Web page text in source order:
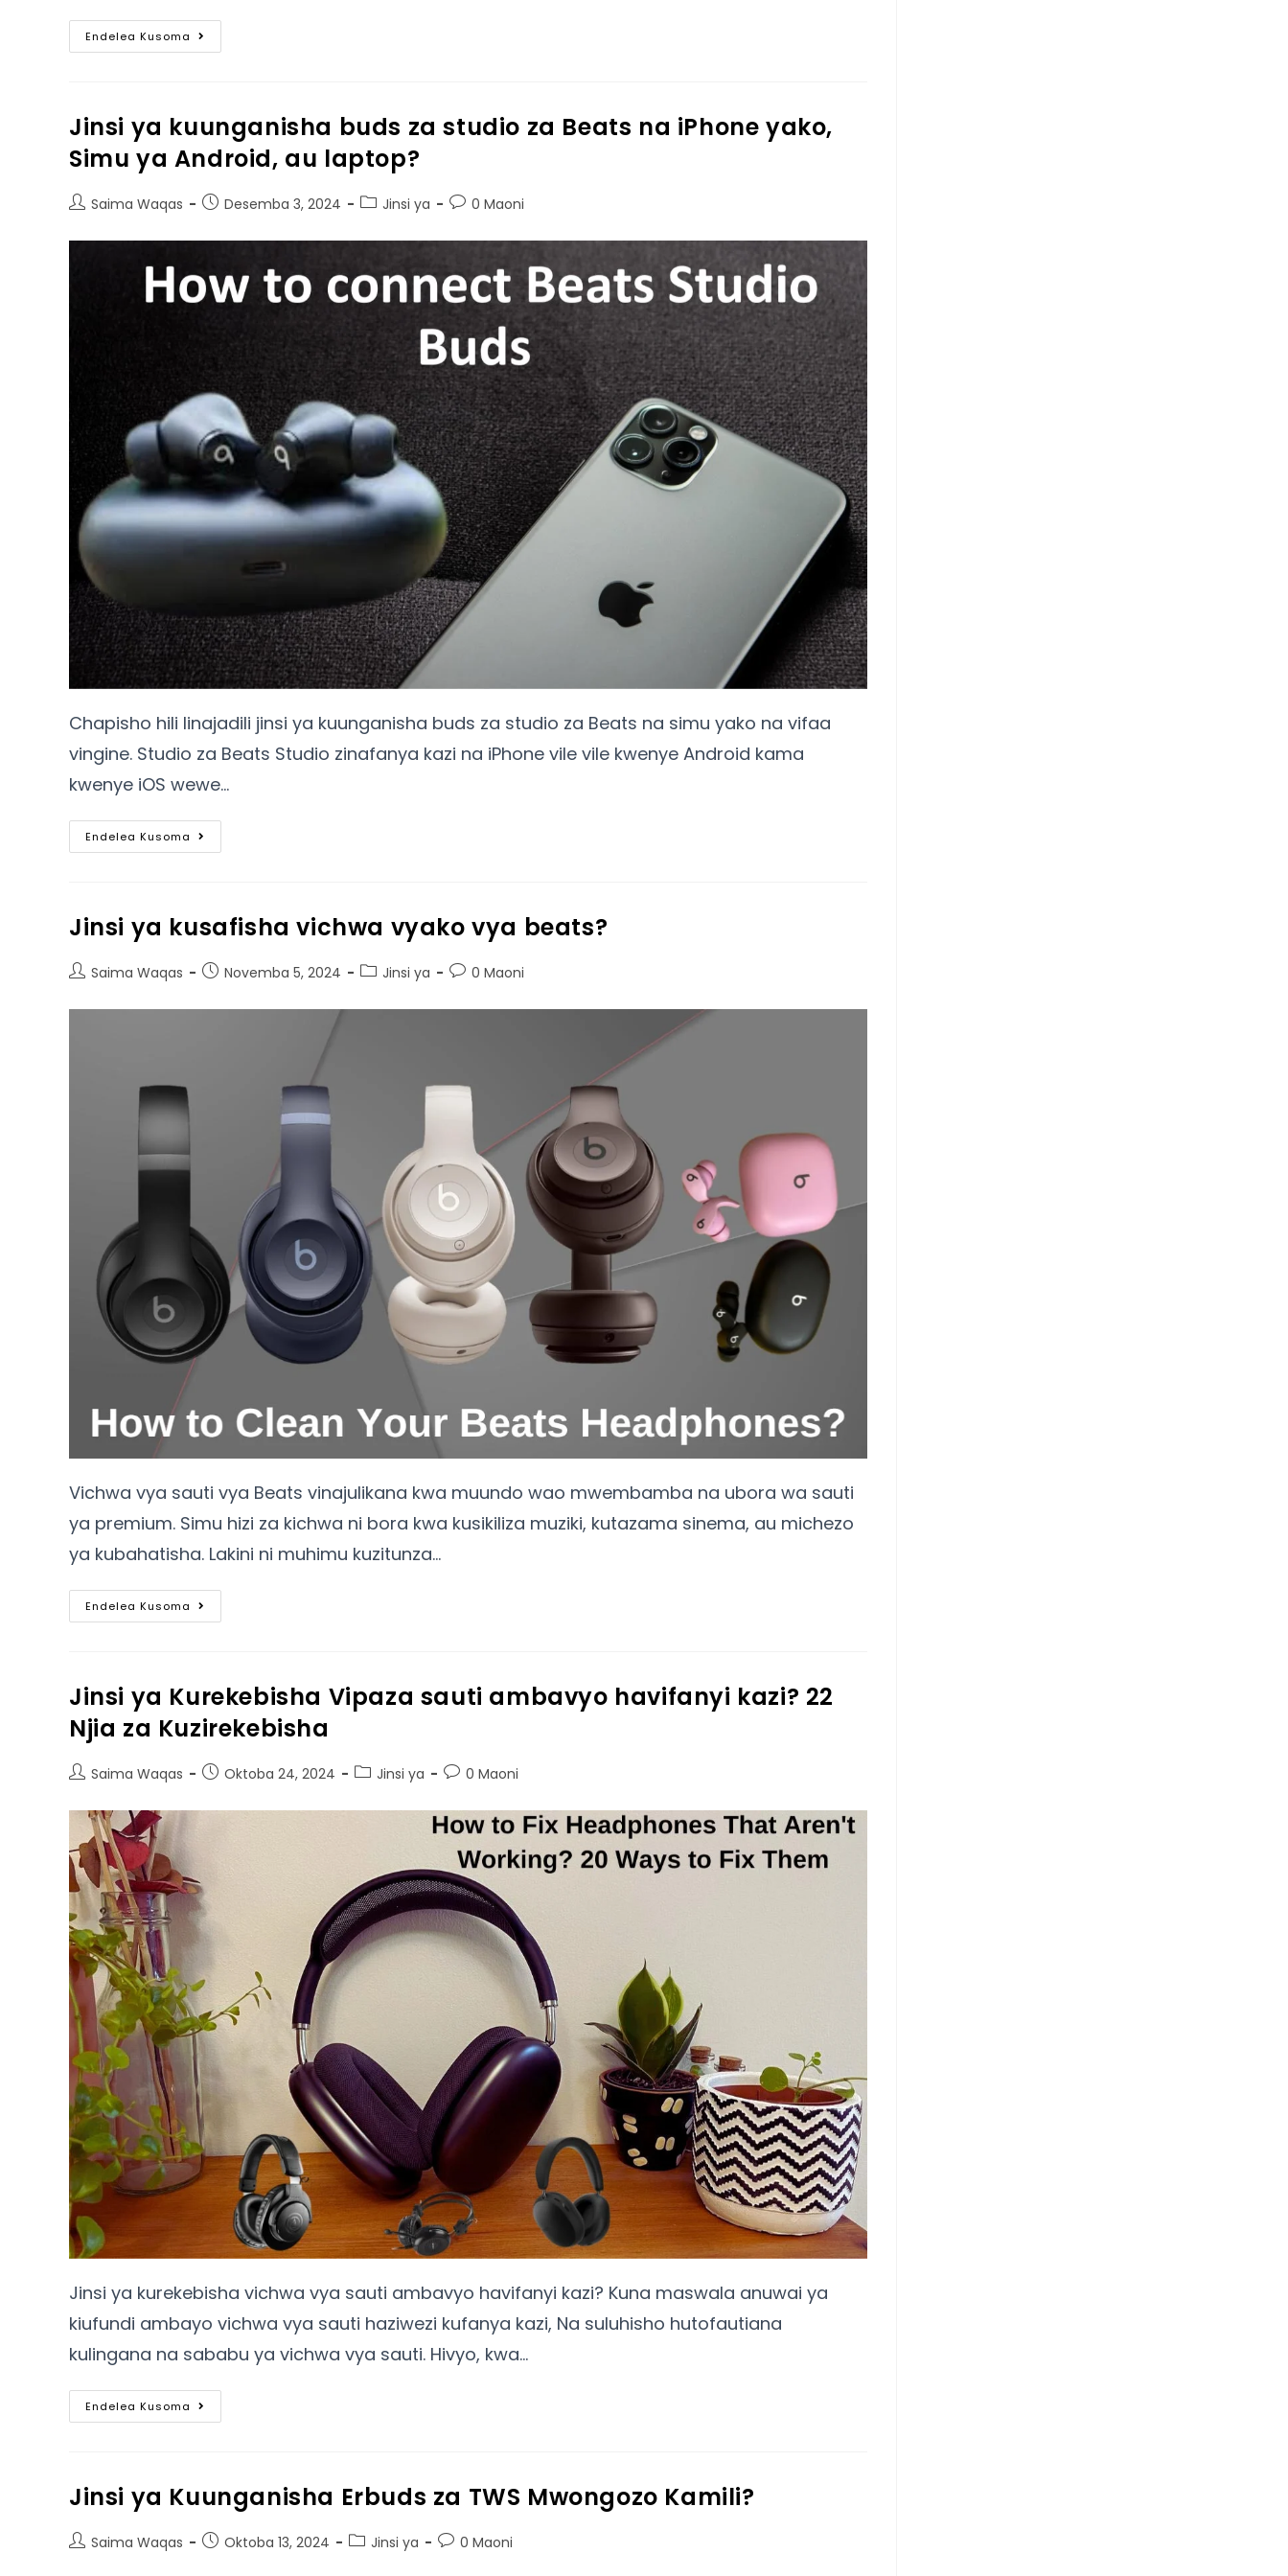
Endelea Kusoma
Jinsi ya kuunganisha buds za studio za Beats na iPhone yako,
Simu ya Android, au laptop?
Saima Waqas Desemba 3, 2024 Jinsi ya 0 Maoni
Chapisho hili linajadili jinsi ya kuunganisha buds za studio za Beats na simu yako na vifaa
vingine. Studio za Beats Studio zinafanya kazi na iPhone vile vile kwenye Android kama
kwenye iOS wewe…
Endelea Kusoma
Jinsi ya kusafisha vichwa vyako vya beats?
Saima Waqas Novemba 5, 2024 Jinsi ya 0 Maoni
Vichwa vya sauti vya Beats vinajulikana kwa muundo wao mwembamba na ubora wa sauti
ya premium. Simu hizi za kichwa ni bora kwa kusikiliza muziki, kutazama sinema, au michezo
ya kubahatisha. Lakini ni muhimu kuzitunza…
Endelea Kusoma
Jinsi ya Kurekebisha Vipaza sauti ambavyo havifanyi kazi? 22
Njia za Kuzirekebisha
Saima Waqas Oktoba 24, 2024 Jinsi ya 0 Maoni
Jinsi ya kurekebisha vichwa vya sauti ambavyo havifanyi kazi? Kuna maswala anuwai ya
kiufundi ambayo vichwa vya sauti haziwezi kufanya kazi, Na suluhisho hutofautiana
kulingana na sababu ya vichwa vya sauti. Hivyo, kwa…
Endelea Kusoma
Jinsi ya Kuunganisha Erbuds za TWS Mwongozo Kamili?
Saima Waqas Oktoba 13, 2024 Jinsi ya 0 Maoni